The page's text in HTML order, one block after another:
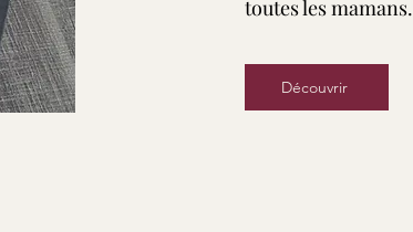
toutes les mamans.
Découvrir